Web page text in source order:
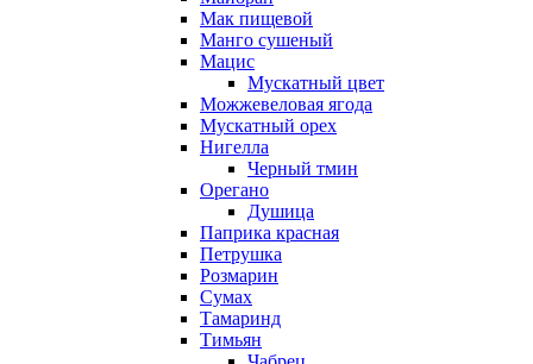
Мак пищевой
Манго сушеный
Мацис
Мускатный цвет
Можжевеловая ягода
Мускатный орех
Нигелла
Черный тмин
Орегано
Душица
Паприка красная
Петрушка
Розмарин
Сумах
Тамаринд
Тимьян